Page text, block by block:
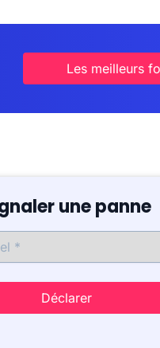
Les meilleurs
une panne
Déclarer